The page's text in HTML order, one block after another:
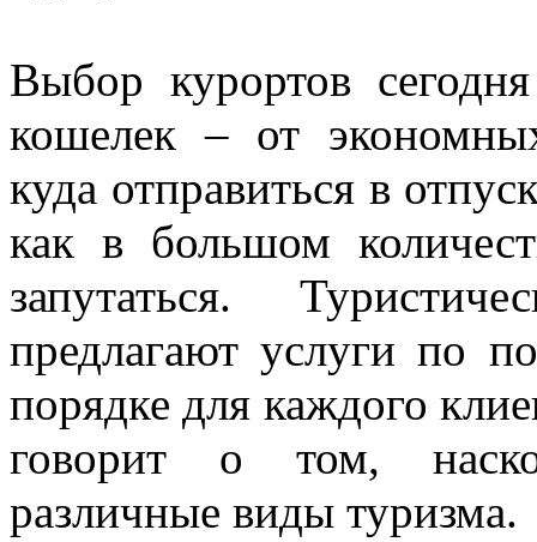
Выбор курортов
кошелек – от
куда отправиться в
как в большом
запутаться.
предлагают услуги по
порядке для каждого
говорит о том,
различные виды туризма.